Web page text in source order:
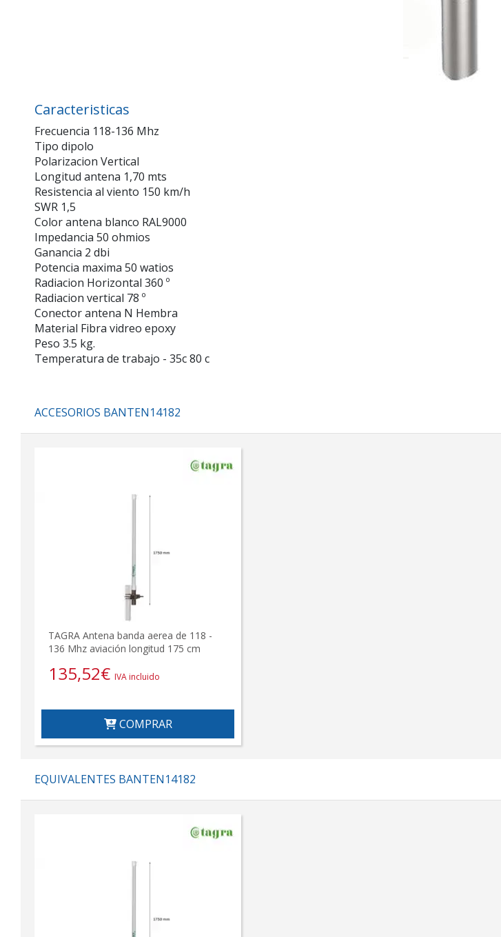
Caracteristicas
Frecuencia 118-136 Mhz
Tipo dipolo
Polarizacion Vertical
Longitud antena 1,70 mts
Resistencia al viento 150 km/h
SWR 1,5
Color antena blanco RAL9000
Impedancia 50 ohmios
Ganancia 2 dbi
Potencia maxima 50 watios
Radiacion Horizontal 360 º
Radiacion vertical 78 º
Conector antena N Hembra
Material Fibra vidreo epoxy
Peso 3.5 kg.
Temperatura de trabajo - 35c 80 c
ACCESORIOS BANTEN14182
TAGRA Antena banda aerea de 118 -
136 Mhz aviación longitud 175 cm
135,52€ IVA incluido
COMPRAR
EQUIVALENTES BANTEN14182